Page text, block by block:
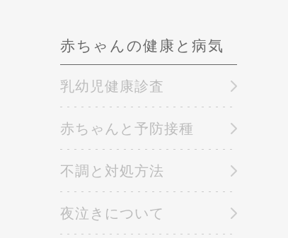
赤ちゃんの健康と病気
乳幼児健康診査
赤ちゃんと予防接種
不調と対処方法
夜泣きについて